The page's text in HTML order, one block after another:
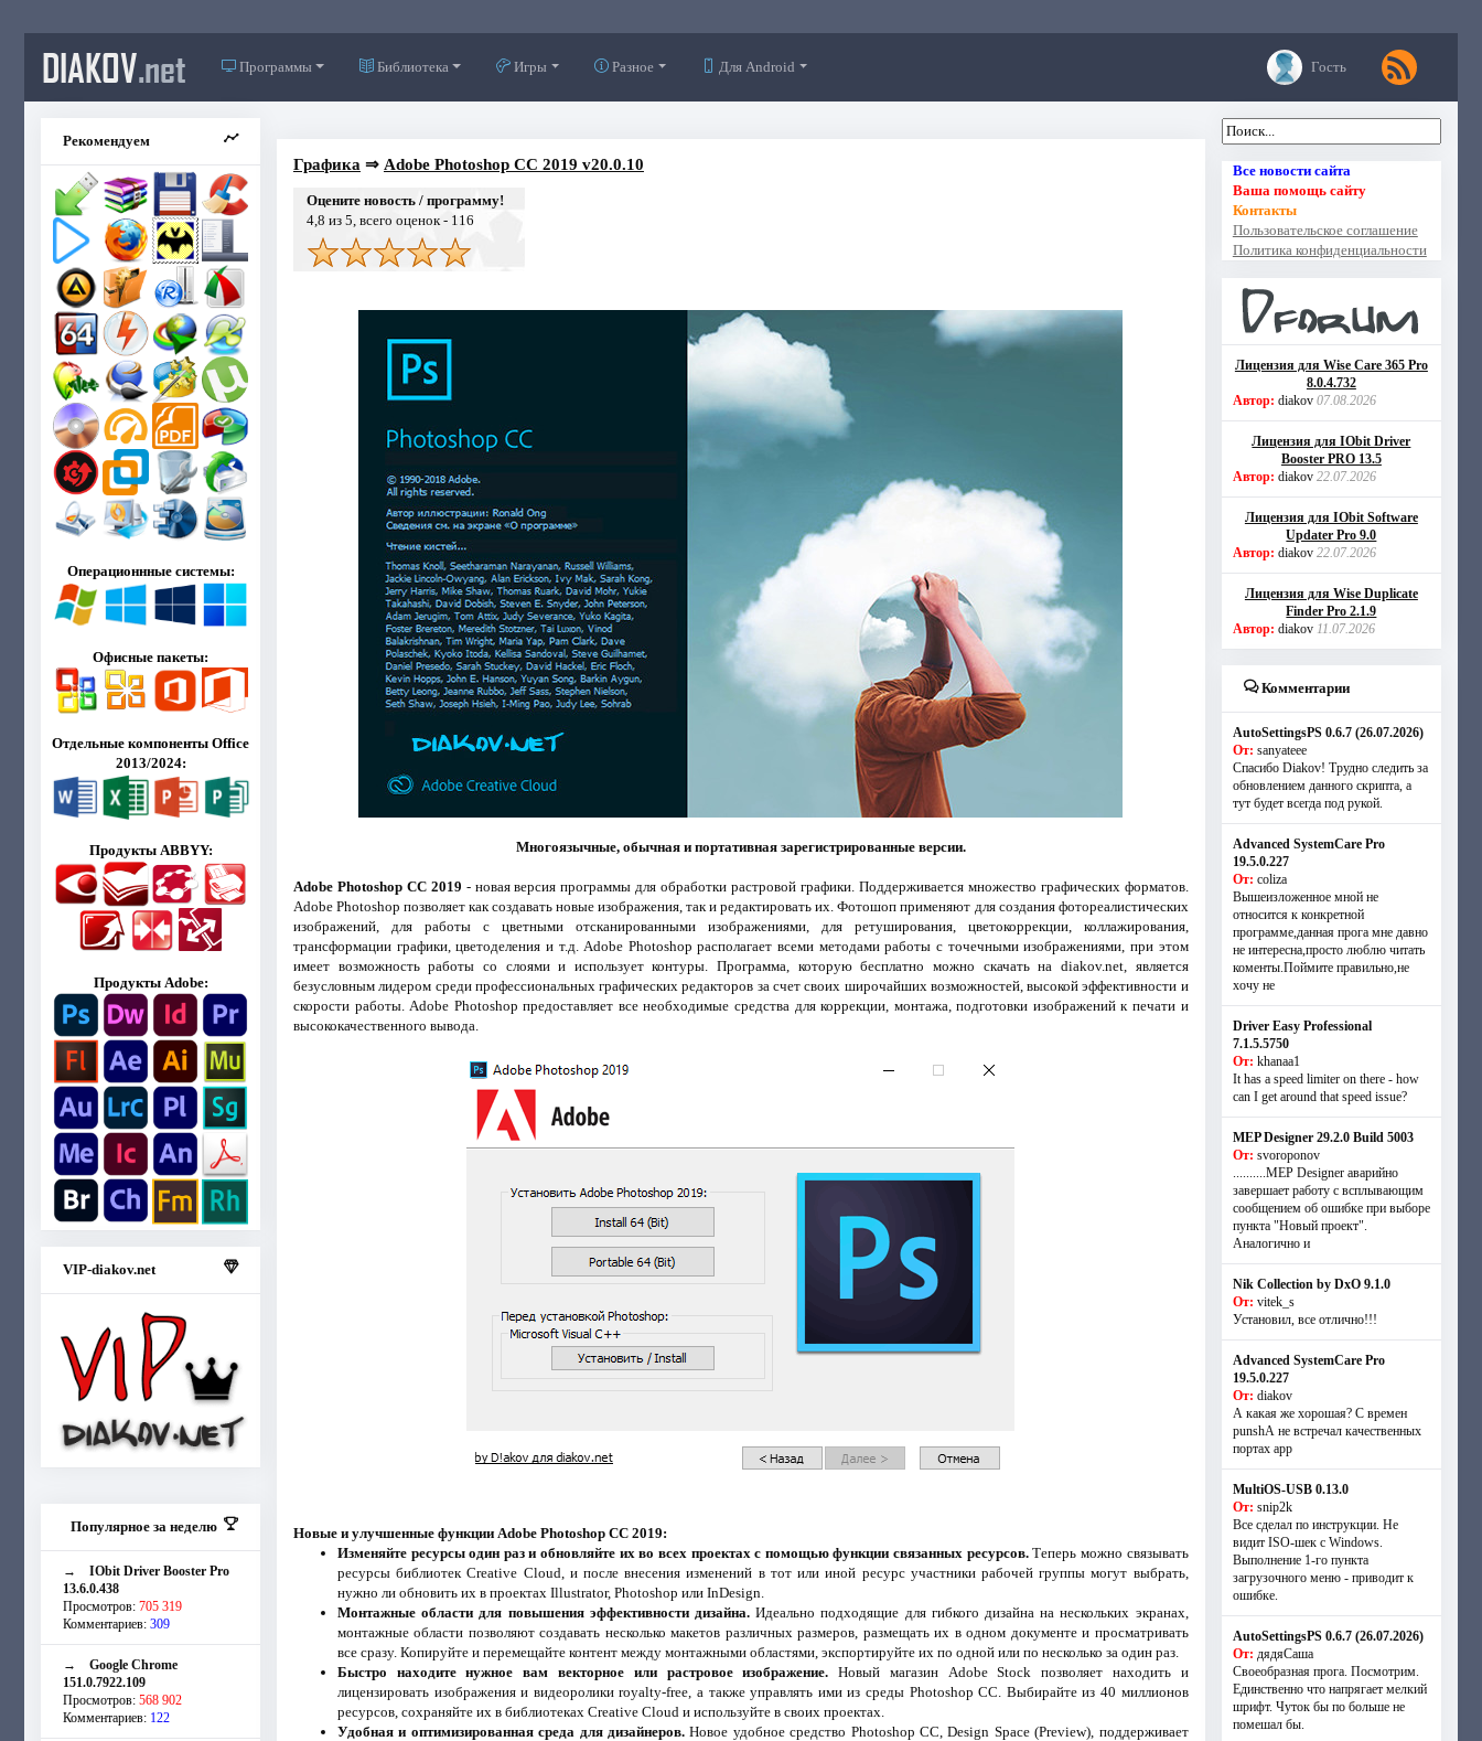
DIAKOV.net Программы Библиотека Игры Разное Для Android Гость
Рекомендуем
Операционнные системы:
Офисные пакеты:
Отдельные компоненты Office
2013/2024:
Продукты ABBYY:
Продукты Adobe:
VIP-diakov.net
Популярное за неделю
→ IObit Driver Booster Pro
13.6.0.438
Просмотров: 705 319
Комментариев: 309
→ Google Chrome
151.0.7922.109
Просмотров: 568 902
Комментариев: 122
Графика ⇒ Adobe Photoshop CC 2019 v20.0.10
Оцените новость / программу!
4,8 из 5, всего оценок - 116
Многоязычные, обычная и портативная зарегистрированные версии.
Adobe Photoshop CC 2019 - новая версия программы для обработки растровой графики. Поддерживается множество графических форматов.
Adobe Photoshop позволяет как создавать новые изображения, так и редактировать их. Фотошоп применяют для создания фотореалистических
изображений, для работы с цветными отсканированными изображениями, для ретуширования, цветокоррекции, коллажирования,
трансформации графики, цветоделения и т.д. Adobe Photoshop располагает всеми методами работы с точечными изображениями, при этом
имеет возможность работы со слоями и использует контуры. Программа, которую бесплатно можно скачать на diakov.net, является
безусловным лидером среди профессиональных графических редакторов за счет своих широчайших возможностей, высокой эффективности и
скорости работы. Adobe Photoshop предоставляет все необходимые средства для коррекции, монтажа, подготовки изображений к печати и
высококачественного вывода.
Новые и улучшенные функции Adobe Photoshop CC 2019:
Изменяйте ресурсы один раз и обновляйте их во всех проектах с помощью функции связанных ресурсов.Теперь можно связывать
ресурсы библиотек Creative Cloud, и после внесения изменений в тот или иной ресурс участники рабочей группы могут выбрать,
нужно ли обновить их в проектах Illustrator, Photoshop или InDesign.
Монтажные области для повышения эффективности дизайна. Идеально подходящие для гибкого дизайна на нескольких экранах,
монтажные области позволяют создавать несколько макетов различных размеров, размещать их в одном документе и просматривать
все сразу. Копируйте и перемещайте контент между монтажными областями, экспортируйте их по одной или по несколько за один раз.
Быстро находите нужное вам векторное или растровое изображение. Новый магазин Adobe Stock позволяет находить и
лицензировать изображения и видеоролики royalty-free, а также управлять ими из среды Photoshop CC. Выбирайте из 40 миллионов
ресурсов, сохраняйте их в библиотеках Creative Cloud и используйте в своих проектах.
Удобная и оптимизированная среда для дизайнеров. Новое удобное средство Photoshop CC, Design Space (Preview), поддерживает
Все новости сайта
Ваша помощь сайту
Контакты
Пользовательское соглашение
Политика конфиденциальности
Лицензия для Wise Care 365 Pro
8.0.4.732
Автор: diakov 07.08.2026
Лицензия для IObit Driver
Booster PRO 13.5
Автор: diakov 22.07.2026
Лицензия для IObit Software
Updater Pro 9.0
Автор: diakov 22.07.2026
Лицензия для Wise Duplicate
Finder Pro 2.1.9
Автор: diakov 11.07.2026
Комментарии
AutoSettingsPS 0.6.7 (26.07.2026)
От: sanyateee
Спасибо Diakov! Трудно следить за
обновлением данного скрипта, а
тут будет всегда под рукой.
Advanced SystemCare Pro
19.5.0.227
От: coliza
Вышеизложенное мной не
относится к конкретной
программе,данная прога мне давно
не интересна,просто люблю читать
коменты.Поймите правильно,не
хочу не
Driver Easy Professional
7.1.5.5750
От: khanaa1
It has a speed limiter on there - how
can I get around that speed issue?
MEP Designer 29.2.0 Build 5003
От: svoroponov
..........MEP Designer аварийно
завершает работу с всплывающим
сообщением об ошибке при выборе
пункта "Новый проект".
Аналогично и
Nik Collection by DxO 9.1.0
От: vitek_s
Установил, все отлично!!!
Advanced SystemCare Pro
19.5.0.227
От: diakov
А какая же хорошая? С времен
punshА не встречал качественных
портах app
MultiOS-USB 0.13.0
От: snip2k
Все сделал по инструкции. Не
видит ISO-шек с Windows.
Выполнение 1-го пункта
загрузочного меню - приводит к
ошибке.
AutoSettingsPS 0.6.7 (26.07.2026)
От: дядяСаша
Своеобразная прога. Посмотрим.
Единственно что напрягает мелкий
шрифт. Чуток бы по больше не
помешал бы.